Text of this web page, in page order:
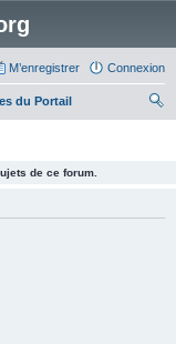
Connexion
M’enregistrer
du Portail
de ce forum.